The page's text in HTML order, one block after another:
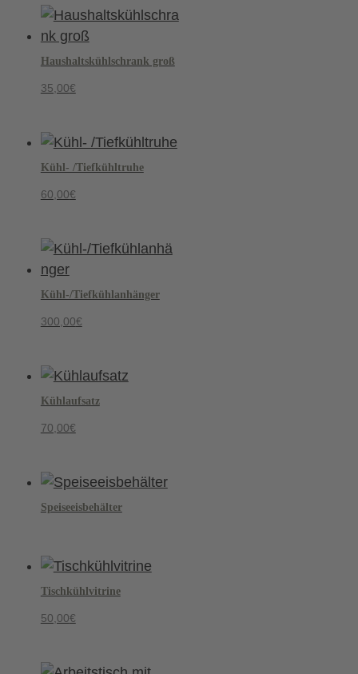
Haushaltskühlschrank groß
35,00€
Kühl- /Tiefkühltruhe
60,00€
Kühl-/Tiefkühlanhänger
300,00€
Kühlaufsatz
70,00€
Speiseeisbehälter
Tischkühlvitrine
50,00€